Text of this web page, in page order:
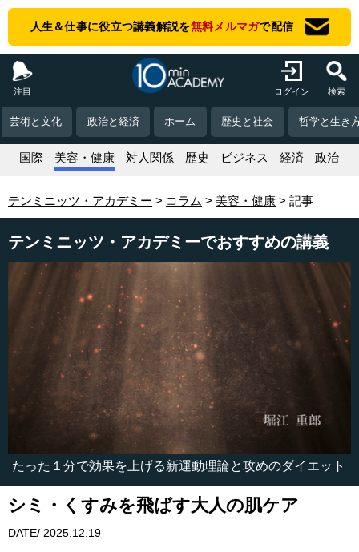
人生＆仕事に役立つ講義解説を無料メルマガで配信
注目 ログイン 検索
芸術と文化 政治と経済 ホーム 歴史と社会 哲学と生き
国際 美容・健康 対人関係 歴史 ビジネス 経済 政治
テンミニッツ・アカデミー コラム 美容・健康 記事
テンミニッツ・アカデミーでおすすめの講義
たった１分で効果を上げる新運動理論と攻めのダイエット
シミ・くすみを飛ばす大人の肌ケア
DATE/ 2025.12.19